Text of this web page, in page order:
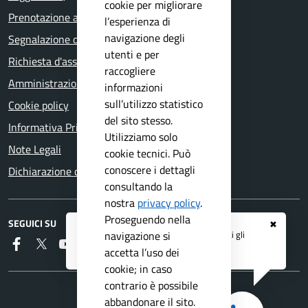
✖
Registrati ai serviziAPP IO
e ricevi tutti gli
aggiornamenti dall'Ente
Prenotazione appuntamento
Segnalazione disservizio
Richiesta d'assistenza
Amministrazione trasparente
Cookie policy
Informativa Privacy
Note Legali
Dichiarazione di accessibilità
SEGUICI SU
FaceboookTwitter YoutubeTelegram
RSS
cookie per migliorare
l’esperienza di
navigazione degli
utenti e per
raccogliere
informazioni
sull’utilizzo statistico
del sito stesso.
Utilizziamo solo
cookie tecnici. Può
conoscere i dettagli
consultando la
nostra privacy policy.
Proseguendo nella
navigazione si
accetta l’uso dei
cookie; in caso
contrario è possibile
abbandonare il sito.